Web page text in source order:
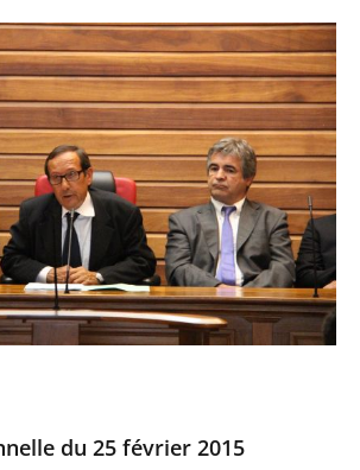
du 25 février 2015